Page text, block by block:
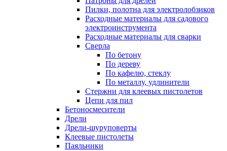
Пилки, полотна для электролобзиков
Расходные материалы для садового
электроинструмента
Расходные материалы для сварки
Сверла
По бетону
По дереву
По кафелю, стеклу
По металлу, удлинители
Стержни для клеевых пистолетов
Цепи для пил
Бетоносмесители
Дрели
Дрели-шуруповерты
Клеевые пистолеты
Паяльники